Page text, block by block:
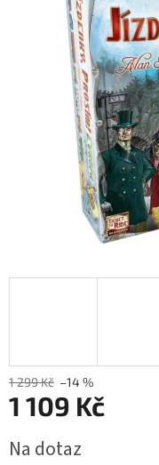
1 299 Kč –14 %
1 109 Kč
cena:
Na dotaz